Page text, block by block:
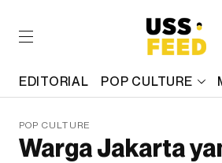
EDITORIAL POP CULTURE
POP CULTURE
Warga Jakarta